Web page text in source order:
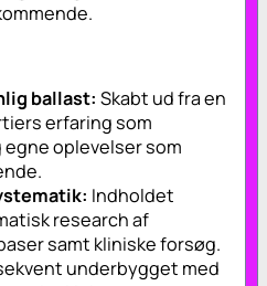
ballast: Skabt ud fra en
erfaring som
oplevelser som
Indholdet
research af
samt kliniske forsøg.
underbygget med